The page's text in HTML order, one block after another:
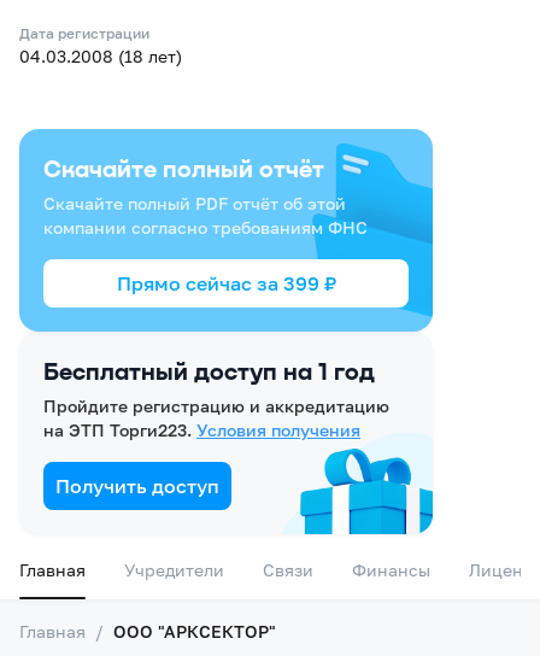
Дата регистрации
04.03.2008 (18 лет)
Бесплатный доступ на 1 год
Пройдите регистрацию и аккредитацию
на ЭТП Торги223. Условия получения
Получить доступ
Скачайте полный отчёт
Скачайте полный PDF отчёт об этой
компании согласно требованиям ФНС
Прямо сейчас за 399 ₽
Главная Учредители Связи Финансы
Главная / ООО "АРКСЕКТОР"